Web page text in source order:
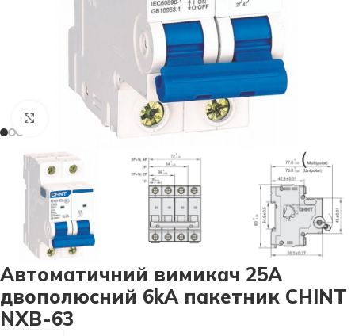
Натисніть, щоб збільшити
Автоматичний вимикач 25А
двополюсний 6kA пакетник CHINT
NXB-63